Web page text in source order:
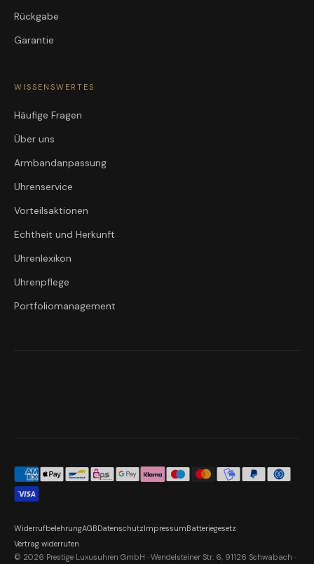
Rückgabe
Garantie
WISSENSWERTES
Häufige Fragen
Über uns
Armbandanpassung
Uhrenservice
Vorteilsaktionen
Echtheit und Herkunft
Uhrenlexikon
Uhrenpflege
Portfoliomanagement
© 2026 Prestige Luxusuhren GmbH · Wendelsteiner Str. 6, 91126 Schwabach ·
WiderrufbelehrungAGBDatenschutzImpressumBatteriegesetz
Vertrag widerrufen